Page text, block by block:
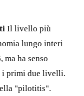
Il livello più
lungo interi
ha senso
i primi due livelli.
"pilotitis".